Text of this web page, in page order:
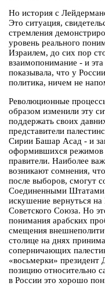
Но история с
Это ситуация,
стремления
уровень реального
Израилем, до сих пор
взаимопонимание - и
показывала, что у
политика, ничем не
Революционные
образом изменили эту
поддержать своих
представители
Сирии Башар Асад - и
оформившихся режимов
правители. Наиболее
возникают сомнения,
после выборов, смогут
Соединенными
искушение вернуться
Советского Союза. Но
понимания арабских
смещения
столице на днях
соперничающих
«восьмерки»
позицию относительно
в России это хорошо